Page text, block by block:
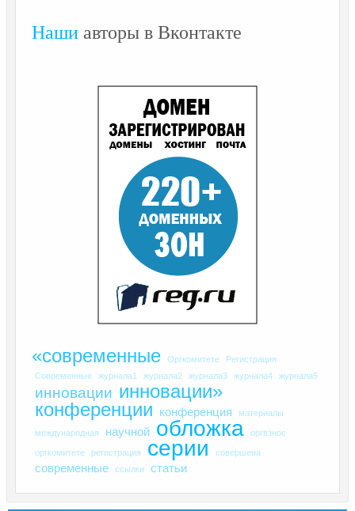
Наши авторы в Вконтакте
«современные Оргкомитете
Регистрация
Современные
журнала1 журнала2 журнала3 журнала4 журнала5
инновации инновации»
конференции
конференция материалы
международная научной обложка оргвзнос
оргкомитете регистрация серии совершена
современные ссылки статьи